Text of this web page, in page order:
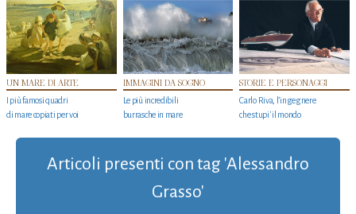
UN MARE DI ARTE
I più famosi quadri
di mare copiati per voi
IMMAGINI DA SOGNO
Le più incredibili
burrasche in mare
STORIE E PERSONAGGI
Carlo Riva, l’ingegnere
che stupi' il mondo
Articoli presenti con tag 'Alessandro
Grasso'